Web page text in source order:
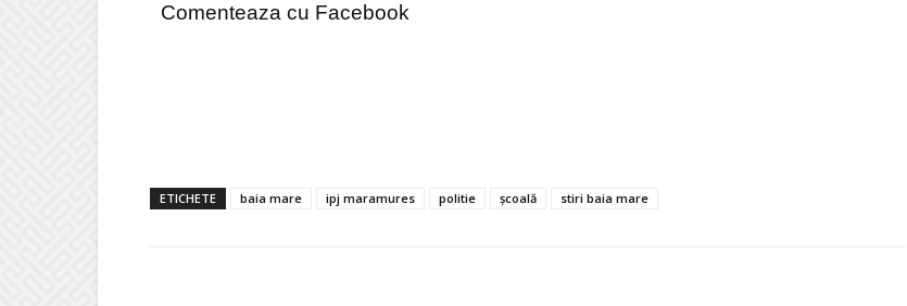
Comenteaza cu Facebook
ETICHETE baia mare ipj maramures politie școală stiri baia mare